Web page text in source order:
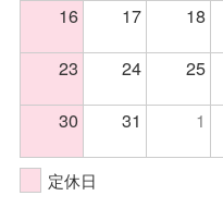
16
17 18
23
24 25
30
31 1
定休日